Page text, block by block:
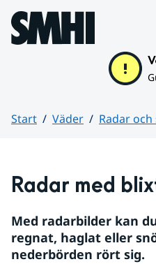
Hoppa till sidans innehåll
Start Väder Radar
Radar med
Med radarbilder kan
regnat, haglat eller
nederbörden rört sig.